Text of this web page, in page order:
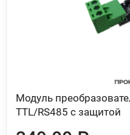
Модуль
TTL/RS485 с защитой